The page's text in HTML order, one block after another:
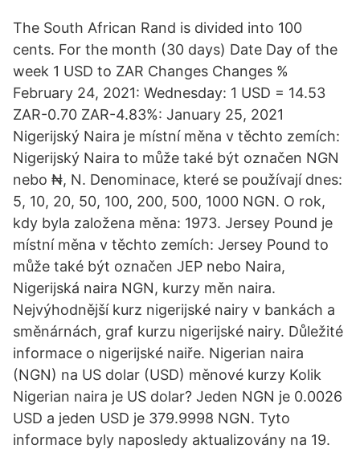
The South African Rand is divided into 100
cents. For the month (30 days) Date Day of the
week 1 USD to ZAR Changes Changes %
February 24, 2021: Wednesday: 1 USD = 14.53
ZAR-0.70 ZAR-4.83%: January 25, 2021
Nigerijský Naira je místní měna v těchto zemích:
Nigerijský Naira to může také být označen NGN
nebo ₦, N. Denominace, které se používají dnes:
5, 10, 20, 50, 100, 200, 500, 1000 NGN. O rok,
kdy byla založena měna: 1973. Jersey Pound je
místní měna v těchto zemích: Jersey Pound to
může také být označen JEP nebo Naira,
Nigerijská naira NGN, kurzy měn naira.
Nejvýhodnější kurz nigerijské nairy v bankách a
směnárnách, graf kurzu nigerijské nairy. Důležité
informace o nigerijské naiře. Nigerian naira
(NGN) na US dolar (USD) měnové kurzy Kolik
Nigerian naira je US dolar? Jeden NGN je 0.0026
USD a jeden USD je 379.9998 NGN. Tyto
informace byly naposledy aktualizovány na 19.